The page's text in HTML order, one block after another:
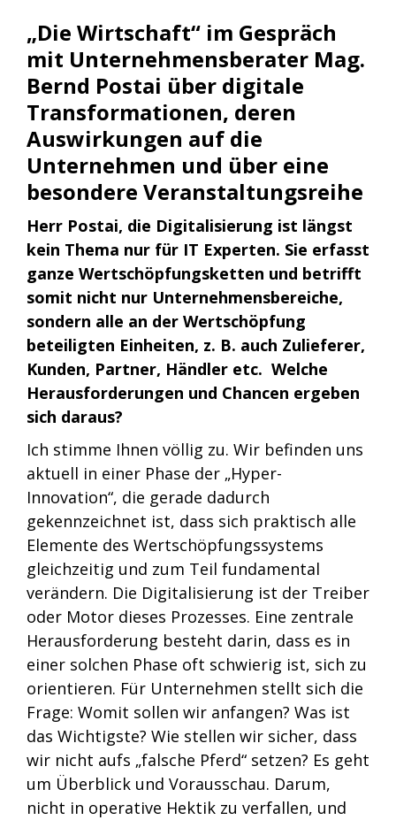
„Die Wirtschaft“ im Gespräch
mit Unternehmensberater Mag.
Bernd Postai über digitale
Transformationen, deren
Auswirkungen auf die
Unternehmen und über eine
besondere Veranstaltungsreihe
Herr Postai, die Digitalisierung ist längst
kein Thema nur für IT Experten. Sie erfasst
ganze Wertschöpfungsketten und betrifft
somit nicht nur Unternehmensbereiche,
sondern alle an der Wertschöpfung
beteiligten Einheiten, z. B. auch Zulieferer,
Kunden, Partner, Händler etc. Welche
Herausforderungen und Chancen ergeben
sich daraus?
Ich stimme Ihnen völlig zu. Wir befinden uns
aktuell in einer Phase der „Hyper-
Innovation“, die gerade dadurch
gekennzeichnet ist, dass sich praktisch alle
Elemente des Wertschöpfungssystems
gleichzeitig und zum Teil fundamental
verändern. Die Digitalisierung ist der Treiber
oder Motor dieses Prozesses. Eine zentrale
Herausforderung besteht darin, dass es in
einer solchen Phase oft schwierig ist, sich zu
orientieren. Für Unternehmen stellt sich die
Frage: Womit sollen wir anfangen? Was ist
das Wichtigste? Wie stellen wir sicher, dass
wir nicht aufs „falsche Pferd“ setzen? Es geht
um Überblick und Vorausschau. Darum,
nicht in operative Hektik zu verfallen, und